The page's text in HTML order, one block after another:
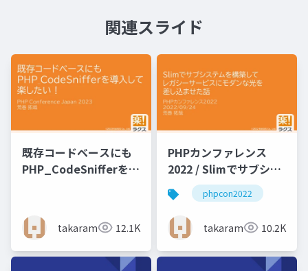
関連スライド
既存コードベースにも
PHP_CodeSnifferを導
takaram 12.1K
PHPカンファレンス
2022 / Slimでサブシス
テムを構築してレガシ
ーサービスにモダンな
光を差し込ませた話
phpcon2022
takaram 10.2K